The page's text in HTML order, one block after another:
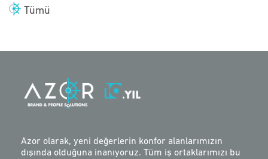
Tümü
Azor olarak, yeni değerlerin konfor alanlarımızın
dışında olduğuna inanıyoruz. Tüm iş ortaklarımızı bu